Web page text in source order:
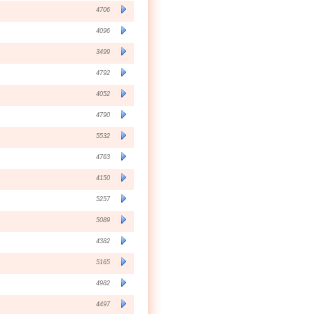
4706
4096
3499
4792
4052
4790
5532
4763
4150
5257
5089
4382
5165
4982
4497